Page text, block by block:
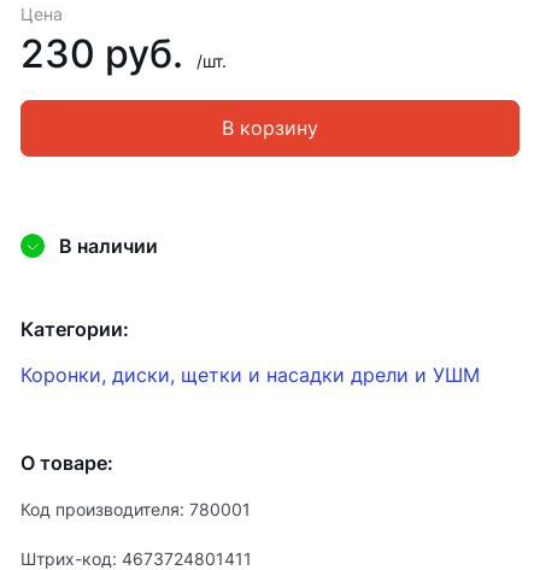
Цена
230 руб. /шт.
В корзину
Категории:
Коронки, диски, щетки и насадки дрели и УШМ
О товаре:
Код производителя: 780001
Штрих-код: 4673724801411
В наличии